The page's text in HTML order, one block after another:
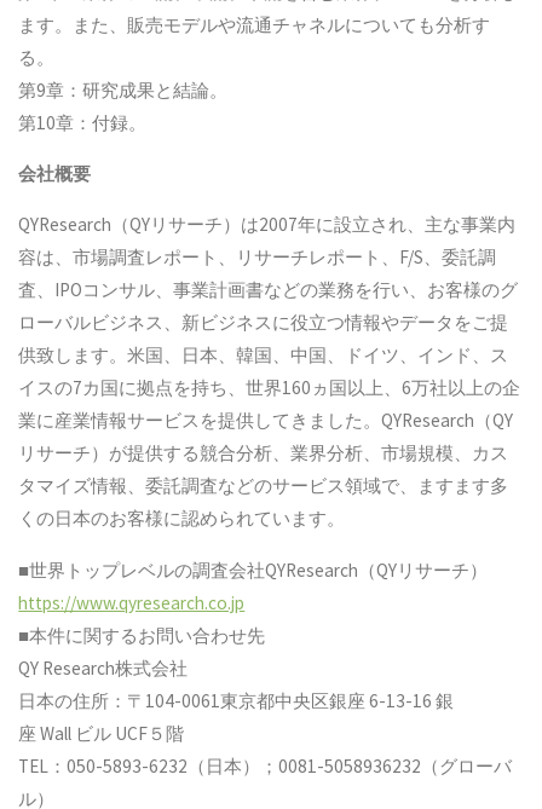
ます。また、販売モデルや流通チャネルについても分析す
る。
第9章：研究成果と結論。
第10章：付録。
会社概要
QYResearch（QYリサーチ）は2007年に設立され、主な事業内
容は、市場調査レポート、リサーチレポート、F/S、委託調
査、IPOコンサル、事業計画書などの業務を行い、お客様のグ
ローバルビジネス、新ビジネスに役立つ情報やデータをご提
供致します。米国、日本、韓国、中国、ドイツ、インド、ス
イスの7カ国に拠点を持ち、世界160ヵ国以上、6万社以上の企
業に産業情報サービスを提供してきました。QYResearch（QY
リサーチ）が提供する競合分析、業界分析、市場規模、カス
タマイズ情報、委託調査などのサービス領域で、ますます多
くの日本のお客様に認められています。
■世界トップレベルの調査会社QYResearch（QYリサーチ）
https://www.qyresearch.co.jp
■本件に関するお問い合わせ先
QY Research株式会社
日本の住所：〒104-0061東京都中央区銀座 6-13-16 銀
座 Wall ビル UCF５階
TEL：050-5893-6232（日本）；0081-5058936232（グローバ
ル）